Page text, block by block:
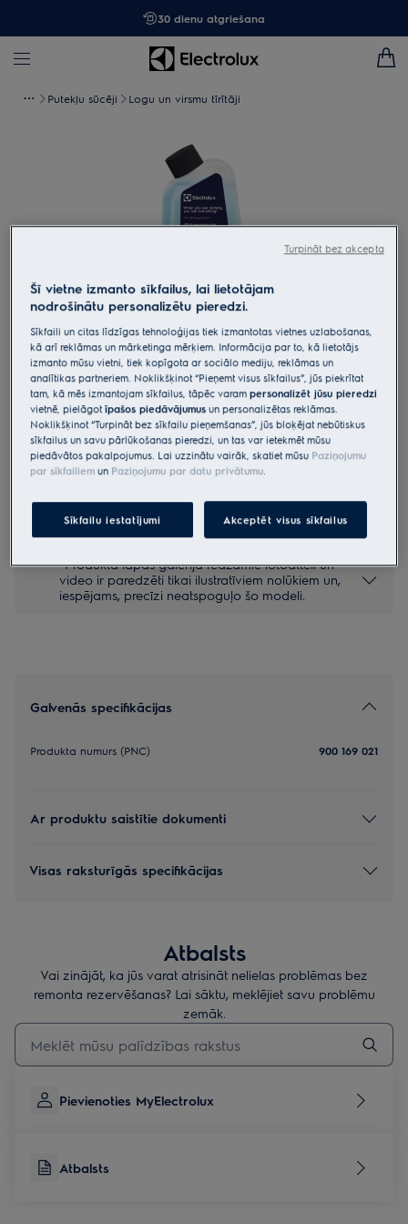
30 dienu atgriešana
Putekļu sūcēji Logu un virsmu tīrītāji
Tap to zoom
EBLC01
WELLS7 - logu tīrīšanas koncentrāts
5 (1)
*Produkta lapas galerijā redzamie fotoattēli un
video ir paredzēti tikai ilustratīviem nolūkiem un,
iespējams, precīzi neatspoguļo šo modeli.
Galvenās specifikācijas
Produkta numurs (PNC) 900 169 021
Ar produktu saistītie dokumenti
Visas raksturīgās specifikācijas
Atbalsts
Vai zinājāt, ka jūs varat atrisināt nelielas problēmas bez
remonta rezervēšanas? Lai sāktu, meklējiet savu problēmu
zemāk.
Rakstiet, lai meklētu rakstus par atbalstu
Pievienoties MyElectrolux
Atbalsts
Šī vietne izmanto sīkfailus, lai lietotājam
nodrošinātu personalizētu pieredzi.
Sīkfaili un citas līdzīgas tehnoloģijas tiek izmantotas vietnes uzlabošanas,
kā arī reklāmas un mārketinga mērķiem. Informācija par to, kā lietotājs
izmanto mūsu vietni, tiek kopīgota ar sociālo mediju, reklāmas un
analītikas partneriem. Noklikšķinot “Pieņemt visus sīkfailus”, jūs piekrītat
tam, kā mēs izmantojam sīkfailus, tāpēc varampersonalizēt jūsu pieredzi
vietnē, pielāgotīpašos piedāvājumus un personalizētas reklāmas.
Noklikšķinot “Turpināt bez sīkfailu pieņemšanas”, jūs bloķējat nebūtiskus
sīkfailus un savu pārlūkošanas pieredzi, un tas var ietekmēt mūsu
piedāvātos pakalpojumus. Lai uzzinātu vairāk, skatiet mūsu Paziņojumu
par sīkfailiem un Paziņojumu par datu privātumu.
Sīkfailu iestatījumi Akceptēt visus sīkfailus
Turpināt bez akcepta